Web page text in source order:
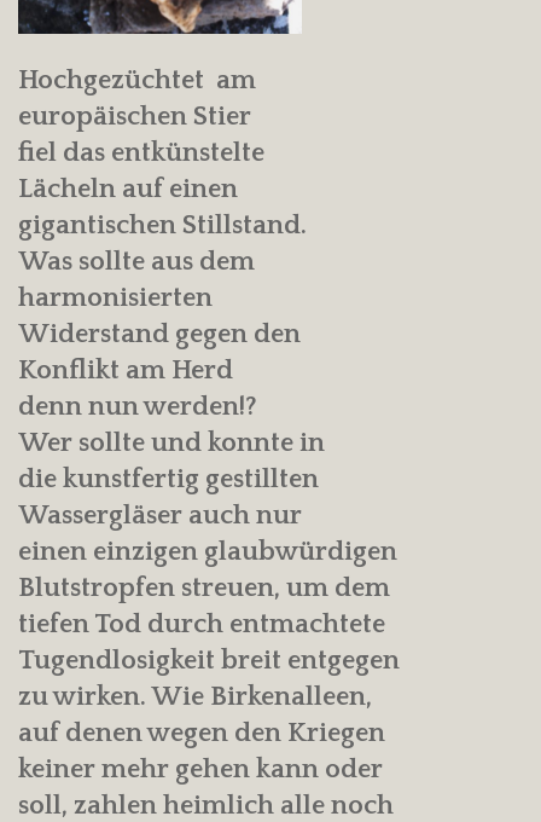
Hochgezüchtet am
europäischen Stier
fiel das entkünstelte
Lächeln auf einen
gigantischen Stillstand.
Was sollte aus dem
harmonisierten
Widerstand gegen den
Konflikt am Herd
denn nun werden!?
Wer sollte und konnte in
die kunstfertig gestillten
Wassergläser auch nur
einen einzigen glaubwürdigen
Blutstropfen streuen, um dem
tiefen Tod durch entmachtete
Tugendlosigkeit breit entgegen
zu wirken. Wie Birkenalleen,
auf denen wegen den Kriegen
keiner mehr gehen kann oder
soll, zahlen heimlich alle noch